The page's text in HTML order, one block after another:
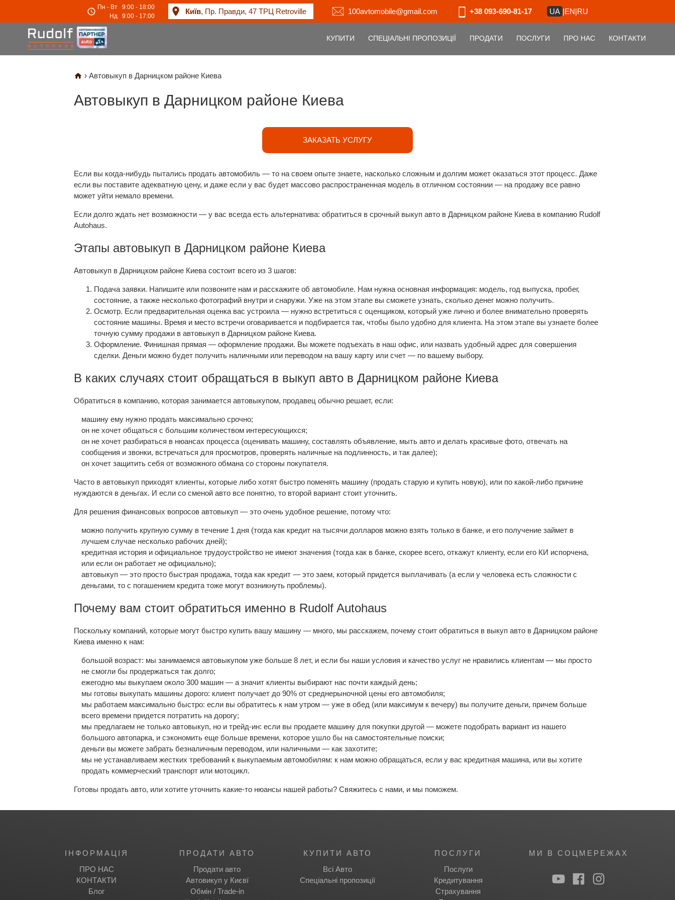
Пн - Вт
9:00 - 18:00
Нд
9:00 - 17:00
Київ, Пр. Правди, 47 ТРЦ Retroville 100avtomobile@gmail.com +38 093-690-81-17 UA |EN|RU
КУПИТИ СПЕЦІАЛЬНІ ПРОПОЗИЦІЇ ПРОДАТИ ПОСЛУГИ ПРО НАС КОНТАКТИ
› Автовыкуп в Дарницком районе Киева
Автовыкуп в Дарницком районе Киева
ЗАКАЗАТЬ УСЛУГУ
Если вы когда-нибудь пытались продать автомобиль — то на своем опыте знаете, насколько сложным и долгим может оказаться этот процесс. Даже
если вы поставите адекватную цену, и даже если у вас будет массово распространенная модель в отличном состоянии — на продажу все равно
может уйти немало времени.
Если долго ждать нет возможности — у вас всегда есть альтернатива: обратиться в срочный выкуп авто в Дарницком районе Киева в компанию Rudolf
Autohaus.
Этапы автовыкуп в Дарницком районе Киева
Автовыкуп в Дарницком районе Киева состоит всего из 3 шагов:
Подача заявки. Напишите или позвоните нам и расскажите об автомобиле. Нам нужна основная информация: модель, год выпуска, пробег,
состояние, а также несколько фотографий внутри и снаружи. Уже на этом этапе вы сможете узнать, сколько денег можно получить.
Осмотр. Если предварительная оценка вас устроила — нужно встретиться с оценщиком, который уже лично и более внимательно проверять
состояние машины. Время и место встречи оговаривается и подбирается так, чтобы было удобно для клиента. На этом этапе вы узнаете более
точную сумму продажи в автовыкуп в Дарницком районе Киева.
Оформление. Финишная прямая — оформление продажи. Вы можете подъехать в наш офис, или назвать удобный адрес для совершения
сделки. Деньги можно будет получить наличными или переводом на вашу карту или счет — по вашему выбору.
В каких случаях стоит обращаться в выкуп авто в Дарницком районе Киева
Обратиться в компанию, которая занимается автовыкупом, продавец обычно решает, если:
машину ему нужно продать максимально срочно;
он не хочет общаться с большим количеством интересующихся;
он не хочет разбираться в нюансах процесса (оценивать машину, составлять объявление, мыть авто и делать красивые фото, отвечать на
сообщения и звонки, встречаться для просмотров, проверять наличные на подлинность, и так далее);
он хочет защитить себя от возможного обмана со стороны покупателя.
Часто в автовыкуп приходят клиенты, которые либо хотят быстро поменять машину (продать старую и купить новую), или по какой-либо причине
нуждаются в деньгах. И если со сменой авто все понятно, то второй вариант стоит уточнить.
Для решения финансовых вопросов автовыкуп — это очень удобное решение, потому что:
можно получить крупную сумму в течение 1 дня (тогда как кредит на тысячи долларов можно взять только в банке, и его получение займет в
лучшем случае несколько рабочих дней);
кредитная история и официальное трудоустройство не имеют значения (тогда как в банке, скорее всего, откажут клиенту, если его КИ испорчена,
или если он работает не официально);
автовыкуп — это просто быстрая продажа, тогда как кредит — это заем, который придется выплачивать (а если у человека есть сложности с
деньгами, то с погашением кредита тоже могут возникнуть проблемы).
Почему вам стоит обратиться именно в Rudolf Autohaus
Поскольку компаний, которые могут быстро купить вашу машину — много, мы расскажем, почему стоит обратиться в выкуп авто в Дарницком районе
Киева именно к нам:
большой возраст: мы занимаемся автовыкупом уже больше 8 лет, и если бы наши условия и качество услуг не нравились клиентам — мы просто
не смогли бы продержаться так долго;
ежегодно мы выкупаем около 300 машин — а значит клиенты выбирают нас почти каждый день;
мы готовы выкупать машины дорого: клиент получает до 90% от среднерыночной цены его автомобиля;
мы работаем максимально быстро: если вы обратитесь к нам утром — уже в обед (или максимум к вечеру) вы получите деньги, причем больше
всего времени придется потратить на дорогу;
мы предлагаем не только автовыкуп, но и трейд-ин: если вы продаете машину для покупки другой — можете подобрать вариант из нашего
большого автопарка, и сэкономить еще больше времени, которое ушло бы на самостоятельные поиски;
деньги вы можете забрать безналичным переводом, или наличными — как захотите;
мы не устанавливаем жестких требований к выкупаемым автомобилям: к нам можно обращаться, если у вас кредитная машина, или вы хотите
продать коммерческий транспорт или мотоцикл.
Готовы продать авто, или хотите уточнить какие-то нюансы нашей работы? Свяжитесь с нами, и мы поможем.
IНФОРМАЦІЯ
ПРО НАС
КОНТАКТИ
Блог
ПРОДАТИ АВТО
Продати авто
Автовикуп у Києвї
Обмін / Trade-in
КУПИТИ АВТО
Всі Авто
Спеціальні пропозиції
ПОСЛУГИ
Послуги
Кредитування
Страхування
МИ В СОЦМЕРЕЖАХ